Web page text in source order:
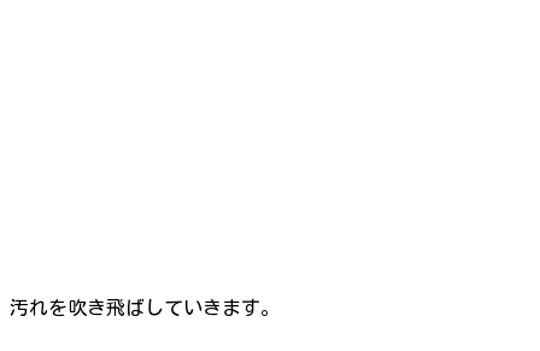
汚れを吹き飛ばしていきます。